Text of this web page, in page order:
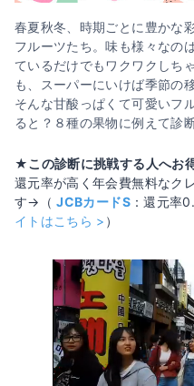
春夏秋冬、時期ごとに豊かな
フルーツたち。味も様々なの
ているだけでもワクワクしち
も、スーパーにいけば季節の
そんな甘酸っぱくて可愛いフ
ると？８種の果物に例えて診
★この診断に挑戦する人へお
還元率が高く年会費無料なク
す→（JCBカードS：還元率
イトはこちら > ）